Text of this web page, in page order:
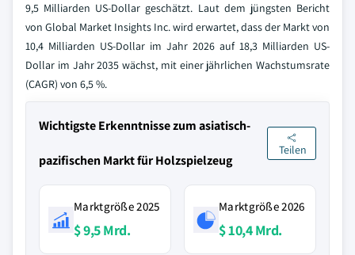
9,5 Milliarden US-Dollar geschätzt. Laut dem jüngsten Bericht
von Global Market Insights Inc. wird erwartet, dass der Markt von
10,4 Milliarden US-Dollar im Jahr 2026 auf 18,3 Milliarden US-
Dollar im Jahr 2035 wächst, mit einer jährlichen Wachstumsrate
(CAGR) von 6,5 %.
Wichtigste Erkenntnisse zum asiatisch-
pazifischen Markt für Holzspielzeug
Teilen
Marktgröße 2025
$ 9,5 Mrd.
Marktgröße 2026
$ 10,4 Mrd.